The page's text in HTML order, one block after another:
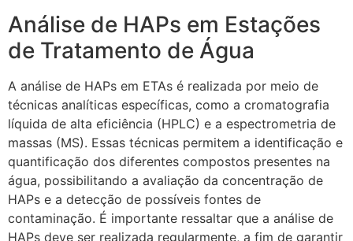
Análise de HAPs em Estações
de Tratamento de Água
A análise de HAPs em ETAs é realizada por meio de
técnicas analíticas específicas, como a cromatografia
líquida de alta eficiência (HPLC) e a espectrometria de
massas (MS). Essas técnicas permitem a identificação e
quantificação dos diferentes compostos presentes na
água, possibilitando a avaliação da concentração de
HAPs e a detecção de possíveis fontes de
contaminação. É importante ressaltar que a análise de
HAPs deve ser realizada regularmente, a fim de garantir